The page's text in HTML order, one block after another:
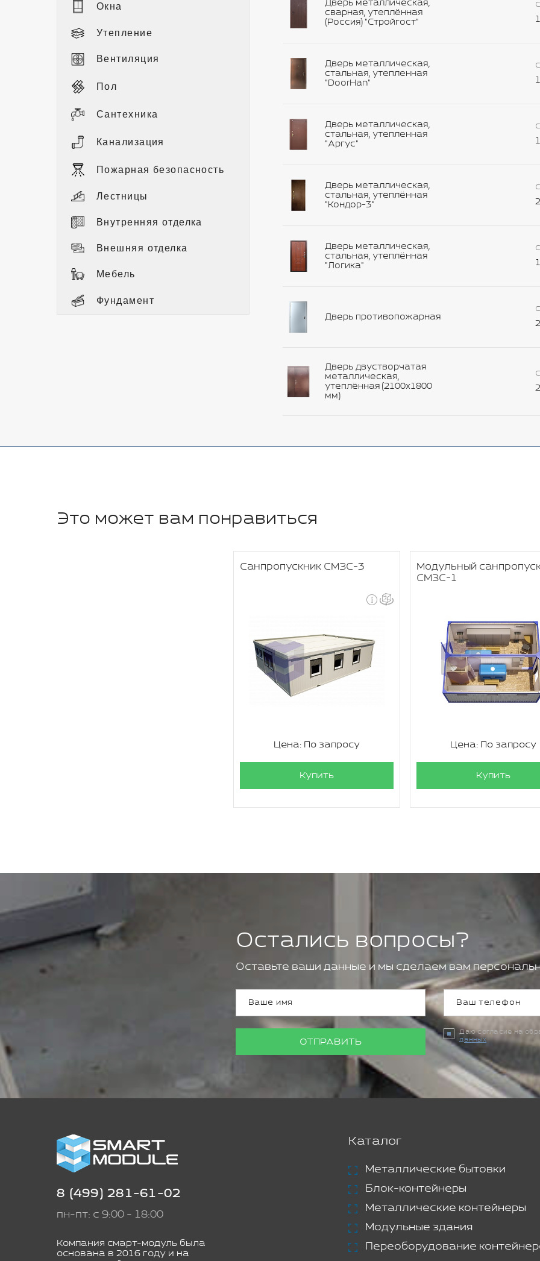
Окна
Утепление
Вентиляция
Пол
Сантехника
Канализация
Пожарная безопасность
Лестницы
Внутренняя отделка
Внешняя отделка
Мебель
Фундамент
Дверь металлическая,
сварная, утеплённая
(Россия) "Стройгост"
Дверь металлическая,
стальная, утепленная
"DoorHan"
Дверь металлическая,
стальная, утепленная
"Аргус"
Дверь металлическая,
стальная, утеплённая
"Кондор-3"
Дверь металлическая,
стальная, утеплённая
"Логика"
Дверь противопожарная
Дверь двустворчатая
металлическая,
утеплённая (2100х1800
мм)
Это может вам понравиться
Санпропускник СМЗС-3
Цена: По запросу
Купить
Модульный
СМЗС-1
Цена: По запросу
Купить
Остались вопросы?
Оставьте ваши данные и мы сделаем вам
ОТПРАВИТЬ
Даю согласие на
данных
8 (499) 281-61-02
пн-пт: с 9:00 - 18:00
Компания смарт-модуль была
основана в 2016 году и на
Каталог
Металлические бытовки
Блок-контейнеры
Металлические контейнеры
Модульные здания
Переоборудование